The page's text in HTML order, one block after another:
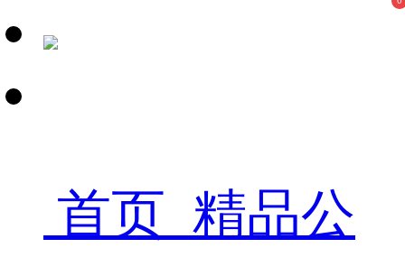
首页 精品公